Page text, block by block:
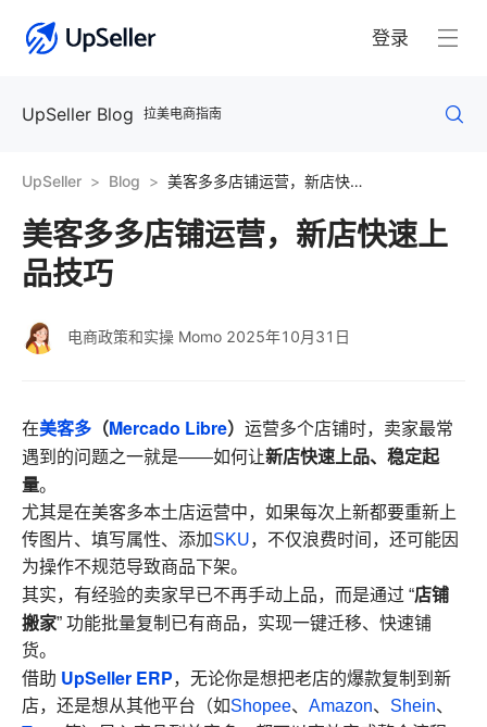
登录
UpSeller Blog 拉美电商指南
UpSeller Blog 美客多多店铺运营，新店快速上品技巧
美客多多店铺运营，新店快速上
品技巧
电商政策和实操 Momo 2025年10月31日
在美客多 （Mercado Libre） 运营多个店铺时，卖家最常
遇到的问题之一就是——如何让新店快速上品、稳定起
量。
尤其是在美客多本土店运营中，如果每次上新都要重新上
传图片、填写属性、添加SKU，不仅浪费时间，还可能因
为操作不规范导致商品下架。
其实，有经验的卖家早已不再手动上品，而是通过 “店铺
搬家” 功能批量复制已有商品，实现一键迁移、快速铺
货。
借助 UpSeller ERP，无论你是想把老店的爆款复制到新
店，还是想从其他平台（如Shopee、 Amazon、 Shein、